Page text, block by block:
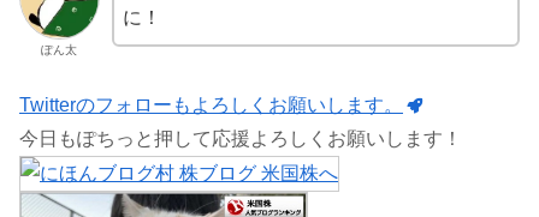
ぽん太
に！
Twitterのフォローもよろしくお願いします。
今日もぽちっと押して応援よろしくお願いします！